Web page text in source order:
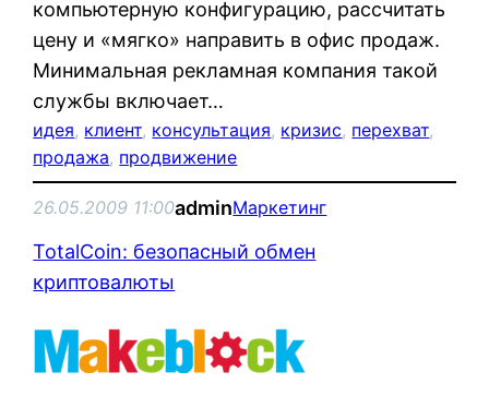
компьютерную конфигурацию, рассчитать
цену и «мягко» направить в офис продаж.
Минимальная рекламная компания такой
службы включает…
идея, клиент, консультация, кризис, перехват
продажа, продвижение
26.05.2009 11:00adminМаркетинг
TotalCoin: безопасный обмен
криптовалюты